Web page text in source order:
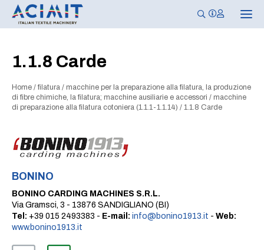
N
a
1.1.8 Carde
Home / filatura / macchine per la preparazione alla filatura, la produzione
di fibre chimiche, la filatura; macchine ausiliarie e accessori / macchine
di preparazione alla filatura cotoniera (1.1.1-1.1.14) / 1.1.8 Carde
BONINO
BONINO CARDING MACHINES S.R.L.
Via Gramsci, 3 - 13876 SANDIGLIANO (BI)
Tel: +39 015 2493383 - E-mail: info@bonino1913.it - Web:
www.bonino1913.it